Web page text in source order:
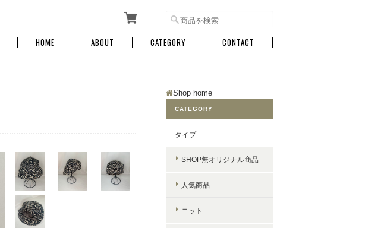
HOME ABOUT CATEGORY CONTACT
Shop home
CATEGORY
タイプ
SHOP無オリジナル商品
人気商品
ニット